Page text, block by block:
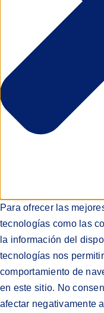
Para ofrecer las
tecnologías como las
la información del
tecnologías nos
comportamiento de
en este sitio. No
afectar negativamente